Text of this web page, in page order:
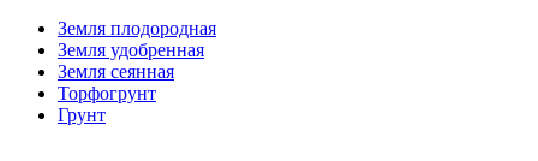
Земля плодородная
Земля удобренная
Земля сеянная
Торфогрунт
Грунт